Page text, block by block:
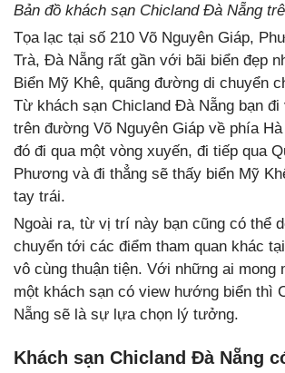
Bản đồ khách sạn Chicland Đà Nẵng
Tọa lạc tại số 210 Võ Nguyên Giáp,
Trà, Đà Nẵng rất gần với bãi biển đẹp
Biển Mỹ Khê, quãng đường di chuyển
Từ khách sạn Chicland Đà Nẵng bạn
trên đường Võ Nguyên Giáp về phía
đó đi qua một vòng xuyến, đi tiếp qua
Phương và đi thẳng sẽ thấy biển Mỹ
tay trái.
Ngoài ra, từ vị trí này bạn cũng có thể
chuyển tới các điểm tham quan khác
vô cùng thuận tiện. Với những ai mong
một khách sạn có view hướng biển thì
Nẵng sẽ là sự lựa chọn lý tưởng.
Khách sạn Chicland Đà Nẵng